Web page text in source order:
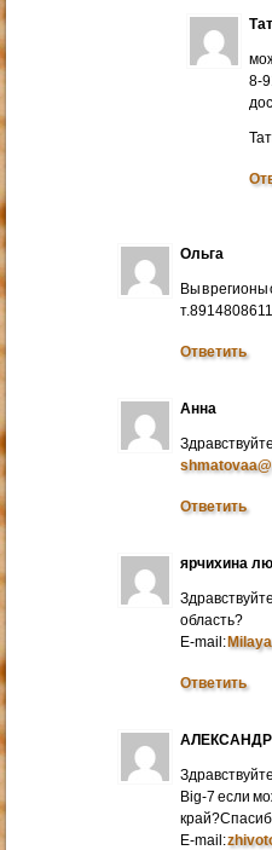
8-
Ольга
Вы в
Ответить
Анна
Ответить
ярчихина
область?
E-mail:
Ответить
АЛЕКСАНДР
Big-7 если
E-mail: